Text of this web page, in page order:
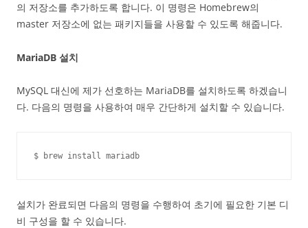
의 저장소를 추가하도록 합니다. 이 명령은 Homebrew의
master 저장소에 없는 패키지들을 사용할 수 있도록 해줍니다.
MariaDB 설치
MySQL 대신에 제가 선호하는 MariaDB를 설치하도록 하겠습니
다. 다음의 명령을 사용하여 매우 간단하게 설치할 수 있습니다.
$ brew install mariadb
설치가 완료되면 다음의 명령을 수행하여 초기에 필요한 기본 디
비 구성을 할 수 있습니다.